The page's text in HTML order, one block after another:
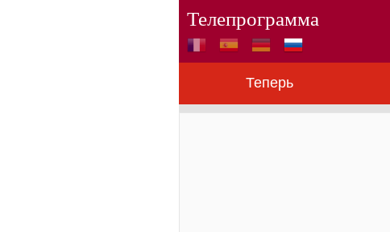
Телепрограмма
Теперь